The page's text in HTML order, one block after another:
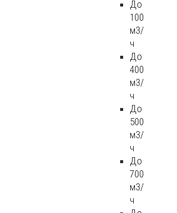
До
100
м3/
ч
До
400
м3/
ч
До
500
м3/
ч
До
700
м3/
ч